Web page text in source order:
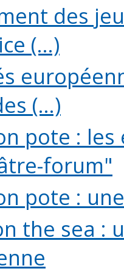
des
(...)
(...)
pote :
forum"
pote :
the sea :